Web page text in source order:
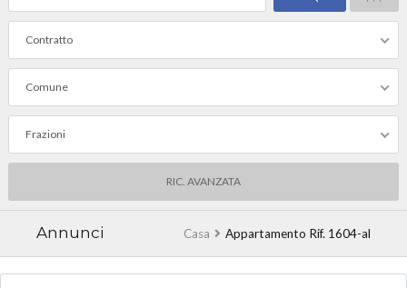
Contratto
Comune
Frazioni
RIC. AVANZATA
Annunci Casa Appartamento Rif. 1604-al